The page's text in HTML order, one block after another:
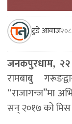
टुडे आवाज
जनकपुरधाम,
रामबाबु
“राजागन्ज”मा
सन् २०१७ को मिस